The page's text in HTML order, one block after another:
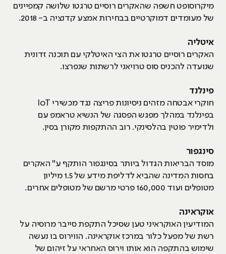
מיקרוסופט חשפה שהאקרים רוסיים טרגטו שלושה קמפיינים
של מעומדים דמוקרטיים בבחירות אמצע קדנציה ב- 2018.
איטליה
האקרים רוסיים טרגטו את הצי האיטלקי עם תוכנה זדונית
שנועדה להכניס סוס טרויאני לרשתות שנפרצו.
פינלנד
חוקרי אבטחה מזהים ניסיונות פריצה נגד מכשירי IoT
בפינלנד במהלך מפגש הפסגה של הנשיא טראמפ עם
ולדימיר פוטין בהלסינקי. רוב ההתקפות מקורן בסין.
סינגפור
מוסד הבריאות הגדול ביותר בסינגפור הותקף ע" האקרים
בחסות המדינה שהביא לדליפת מידע של 1.5 מיליון
מטופלים ועוד 160,000 פרטי מרשם של מטופלים אחרים.
אוקראינה
המודיעין האוקראיני טען שסיכל התקפת סייבר מרוסיה על
רשת של מפעל כלור במרכז אוקראינה. הווירוס בו נעשה
שימוש בהתקפה הוא אותו וירוס האחראי על זיהום של